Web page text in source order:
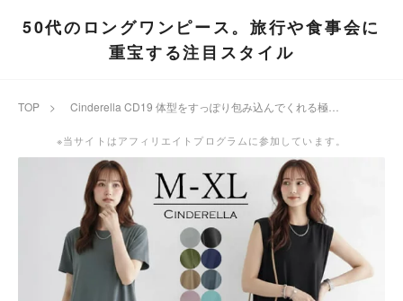
50代のロングワンピース。旅行や食事会に
重宝する注目スタイル
TOP >
※当サイトはアフィリエイトプログラムに参加しています。